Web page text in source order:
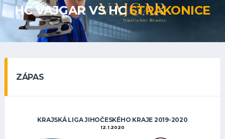
HC VAJGAR VS HCSTRAKONICE
ZÁPAS
KRAJSKÁ LIGA JIHOČESKÉHO KRAJE 2019-2020
12.1.2020